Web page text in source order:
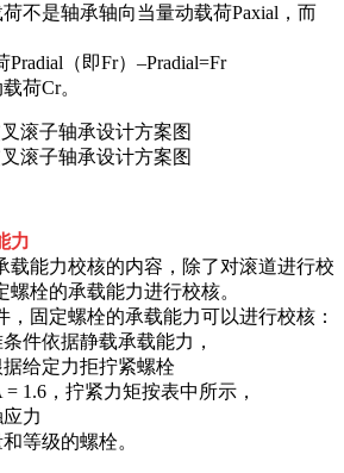
是轴承轴向当量动载荷Paxial，而
（即Fr）–Pradial=Fr
荷Cr。
力
能力校核的内容，除了对滚道进行校
栓的承载能力进行校核。
固定螺栓的承载能力可以进行校核：
依据静载承载能力，
给定力拒拧紧螺栓
，拧紧力矩按表中所示，
力
级的螺栓。